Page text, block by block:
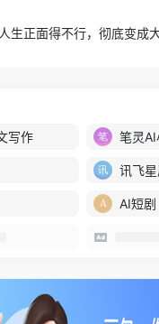
生正面得不行，彻底变成大
写作 笔灵AI
讯飞
AI短剧